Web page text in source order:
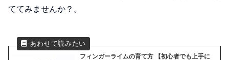
ててみませんか？。
フィンガーライムの育て方 【初心者でも上手に